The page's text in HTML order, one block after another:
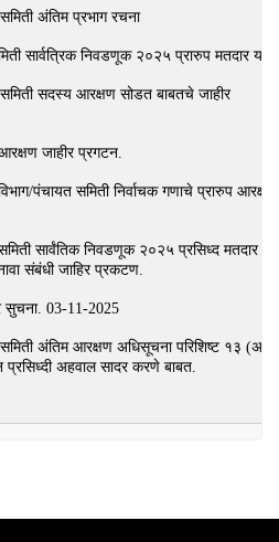
अंतिम प्रभाग रचना
सार्वत्रिक निवडणूक २०२५ प्रारुप मतदार यादी
सदस्‍य आरक्षण सोडत बाबतचे जाहीर
जाहीर प्रगटन.
पंचायत समिती निर्वाचक गणाचे प्रारुप आरक्षण
सार्वंतिक निवडणूक २०२५ प्रसिध्द मतदार
संबंधी जाहिर प्रकटण.
सुचना. 03-11-2025
अंतिम आरक्षण अधिसूचना परिशिष्‍ट १३ (अ)
अहवाल सादर करणे बाबत.